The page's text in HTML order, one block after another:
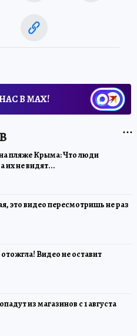
В МАХ!
пляже Крыма: Что люди
их не видят...
это видео пересмотришь не раз
Видео не оставит
из магазинов с 1 августа